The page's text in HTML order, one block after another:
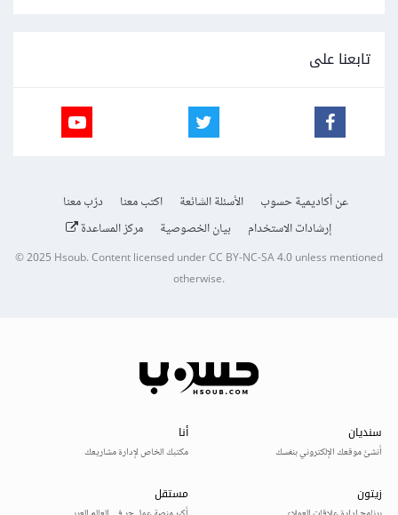
تابعنا على
عن أكاديمية حسوب الأسئلة الشائعة اكتب معنا
درّب معنا
إرشادات الاستخدام
بيان الخصوصية مركز المساعدة
© 2025Hsoub.Content licensed underCC BY-NC-SA 4.0unless mentioned
otherwise.